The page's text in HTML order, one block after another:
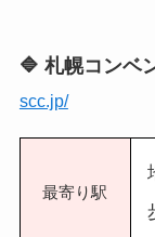
🔷 札幌コンベ
scc.jp/
最寄り駅